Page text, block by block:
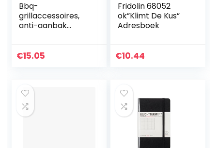
Bbq-
grillaccessoires,
anti-aanbak
vuurplaats
€15.05
Fridolin 68052
ok”Klimt De Kus”
Adresboek
€10.44